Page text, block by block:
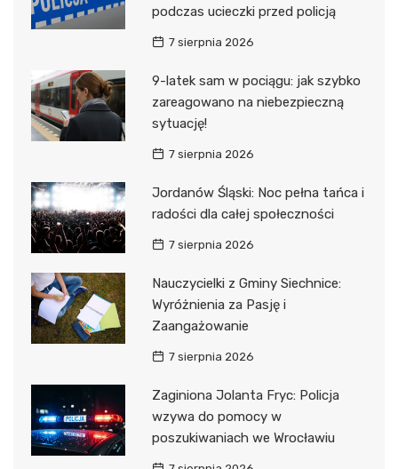
podczas ucieczki przed policją
7 sierpnia 2026
9-latek sam w pociągu: jak szybko
zareagowano na niebezpieczną
sytuację!
7 sierpnia 2026
Jordanów Śląski: Noc pełna tańca i
radości dla całej społeczności
7 sierpnia 2026
Nauczycielki z Gminy Siechnice:
Wyróżnienia za Pasję i
Zaangażowanie
7 sierpnia 2026
Zaginiona Jolanta Fryc: Policja
wzywa do pomocy w
poszukiwaniach we Wrocławiu